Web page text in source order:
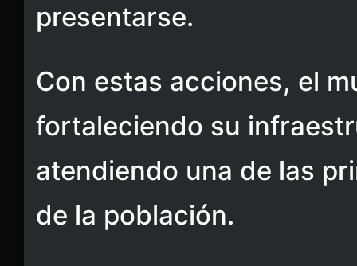
presentarse.
Con estas acciones, el
fortaleciendo su
atendiendo una de las
de la población.